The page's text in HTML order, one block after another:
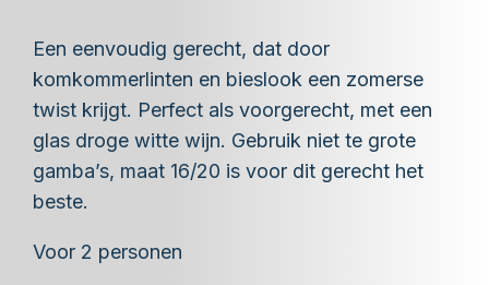
Een eenvoudig gerecht, dat door
komkommerlinten en bieslook een zomerse
twist krijgt. Perfect als voorgerecht, met een
glas droge witte wijn. Gebruik niet te grote
gamba’s, maat 16/20 is voor dit gerecht het
beste.
Voor 2 personen